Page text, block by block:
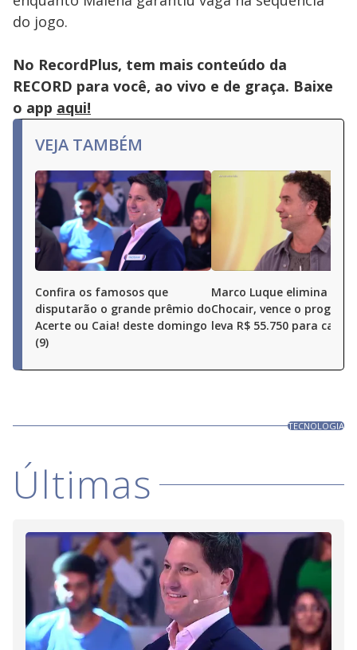
do jogo.
No RecordPlus, tem mais conteúdo da
RECORD para você, ao vivo e de graça. Baixe
o app aqui!
VEJA TAMBÉM
Confira os famosos que
disputarão o grande prêmio do
Acerte ou Caia! deste domingo
(9)
Marco Luque elimina
Chocair, vence o
leva R$ 55.750 para casa
TECNOLOGIA
Últimas